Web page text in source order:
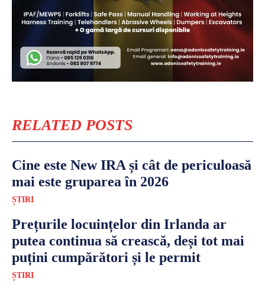
RELATED POSTS
Cine este New IRA și cât de periculoasă
mai este gruparea în 2026
ȘTIRI
Prețurile locuințelor din Irlanda ar
putea continua să crească, deși tot mai
puțini cumpărători și le permit
ȘTIRI